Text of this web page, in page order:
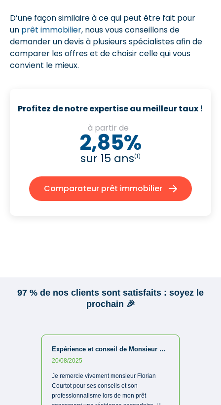
D’une façon similaire à ce qui peut être fait pour
un prêt immobilier, nous vous conseillons de
demander un devis à plusieurs spécialistes afin de
comparer les offres et de choisir celle qui vous
convient le mieux.
Profitez de notre expertise au meilleur taux !
à partir de
2,85%
sur 15 ans(1)
Comparateur prêt immobilier